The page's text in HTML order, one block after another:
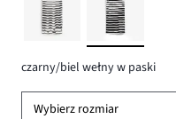
czarny/biel wełny w paski
Wybierz rozmiar